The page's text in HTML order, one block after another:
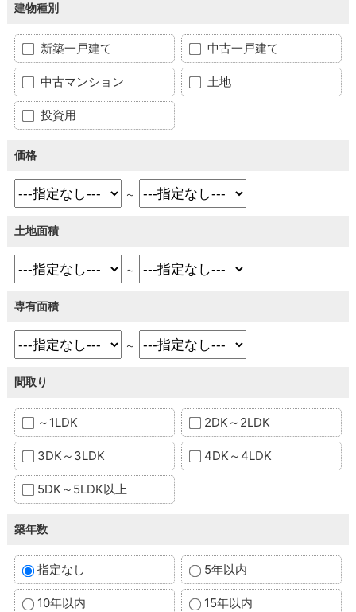
建物種別
新築一戸建て 中古一戸建て
中古マンション 土地
投資用
価格
～
土地面積
～
専有面積
～
間取り
～1LDK 2DK～2LDK
3DK～3LDK 4DK～4LDK
5DK～5LDK以上
築年数
指定なし 5年以内
10年以内 15年以内